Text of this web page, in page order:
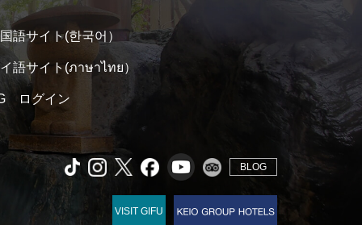
語サイト(한국어）
語サイト(ภาษาไทย）
ログイン
BLOG
VISIT GIFU